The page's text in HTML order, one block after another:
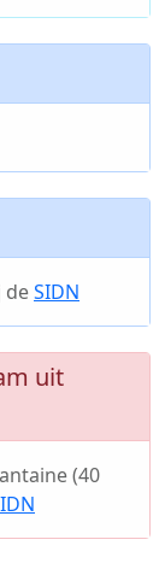
SIDN
uit
(40